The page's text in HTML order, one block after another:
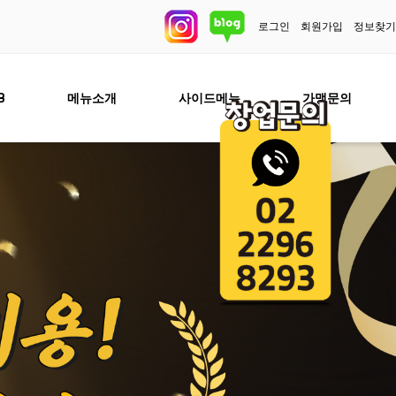
로그인 회원가입 정보
메뉴소개 사이드메뉴 가맹문의